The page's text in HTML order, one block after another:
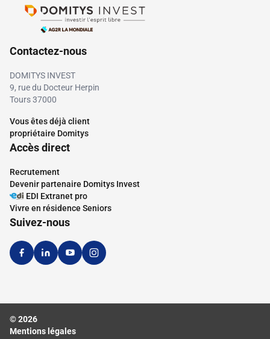
Contactez-nous
DOMITYS INVEST
9, rue du Docteur Herpin
Tours 37000
Vous êtes déjà client
propriétaire Domitys
Accès direct
Recrutement
Devenir partenaire Domitys Invest
EDI Extranet pro
Vivre en résidence Seniors
Suivez-nous
© 2026
Mentions légales